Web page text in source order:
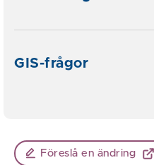
GIS-frågor
Föreslå en ändring